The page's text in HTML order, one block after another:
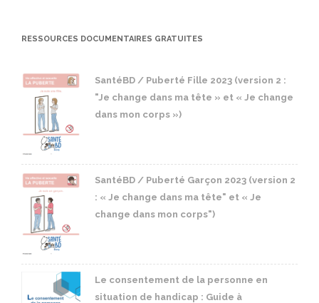
RESSOURCES DOCUMENTAIRES GRATUITES
SantéBD / Puberté Fille 2023 (version 2 :
"Je change dans ma tête » et « Je change
dans mon corps »)
SantéBD / Puberté Garçon 2023 (version 2
: « Je change dans ma tête" et « Je
change dans mon corps")
Le consentement de la personne en
situation de handicap : Guide à